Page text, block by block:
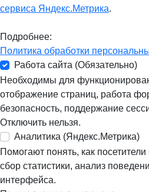
сервиса Яндекс.Метрика.
Подробнее:
Политика обработки
Работа сайта (Обязательно)
Необходимы для
отображение страниц, работа
безопасность, поддержание
Отключить нельзя.
Аналитика (Яндекс.Метрика)
Помогают понять, как посетители
сбор статистики, анализ
интерфейса.